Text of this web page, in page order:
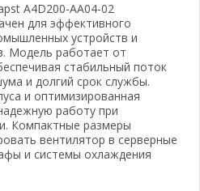
A4D200-AA04-02
для эффективного
устройств и
Модель работает от
стабильный поток
и долгий срок службы.
и оптимизированная
работу при
Компактные размеры
вентилятор в серверные
и системы охлаждения